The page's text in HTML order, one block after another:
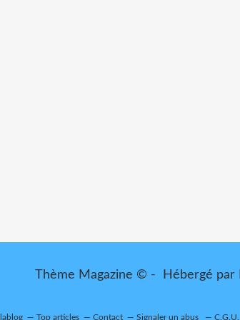
Thème Magazine © - Hébergé par
Top articles Contact Signaler un abus C.G.U.